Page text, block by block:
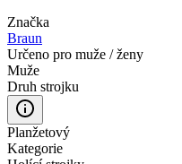
Značka
Braun
Určeno pro muže / ženy
Muže
Druh strojku
Planžetový
Kategorie